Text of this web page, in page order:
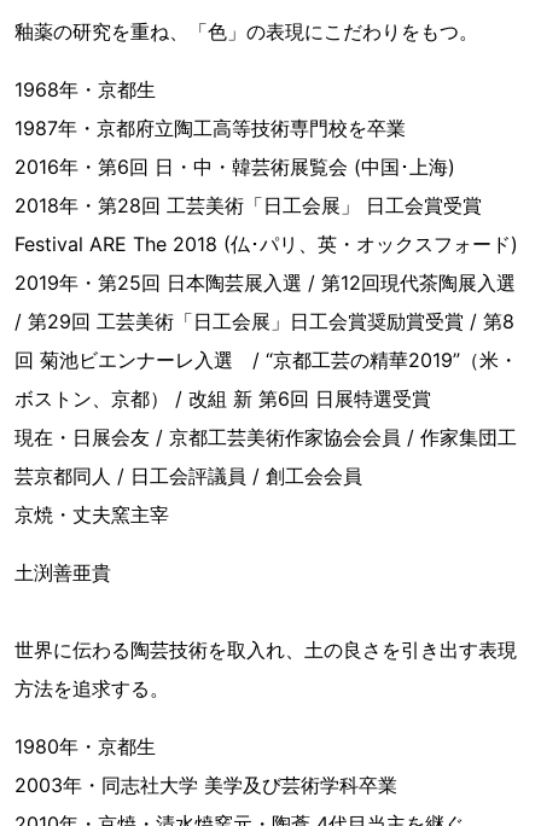
釉薬の研究を重ね、「色」の表現にこだわりをもつ。
1968年・京都生
1987年・京都府立陶工高等技術専門校を卒業
2016年・第6回 日・中・韓芸術展覧会 (中国･上海)
2018年・第28回 工芸美術「日工会展」 日工会賞受賞
Festival ARE The 2018 (仏･パリ、英・オックスフォード)
2019年・第25回 日本陶芸展入選 / 第12回現代茶陶展入選
/ 第29回 工芸美術「日工会展」日工会賞奨励賞受賞 / 第8
回 菊池ビエンナーレ入選 / “京都工芸の精華2019”（米・
ボストン、京都） / 改組 新 第6回 日展特選受賞
現在・日展会友 / 京都工芸美術作家協会会員 / 作家集団工
芸京都同人 / 日工会評議員 / 創工会会員
京焼・丈夫窯主宰
土渕善亜貴
世界に伝わる陶芸技術を取入れ、土の良さを引き出す表現
方法を追求する。
1980年・京都生
2003年・同志社大学 美学及び芸術学科卒業